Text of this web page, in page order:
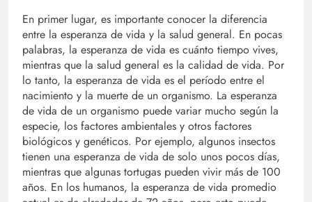
En primer lugar, es importante conocer la diferencia
entre la esperanza de vida y la salud general. En pocas
palabras, la esperanza de vida es cuánto tiempo vives,
mientras que la salud general es la calidad de vida. Por
lo tanto, la esperanza de vida es el período entre el
nacimiento y la muerte de un organismo. La esperanza
de vida de un organismo puede variar mucho según la
especie, los factores ambientales y otros factores
biológicos y genéticos. Por ejemplo, algunos insectos
tienen una esperanza de vida de solo unos pocos días,
mientras que algunas tortugas pueden vivir más de 100
años. En los humanos, la esperanza de vida promedio